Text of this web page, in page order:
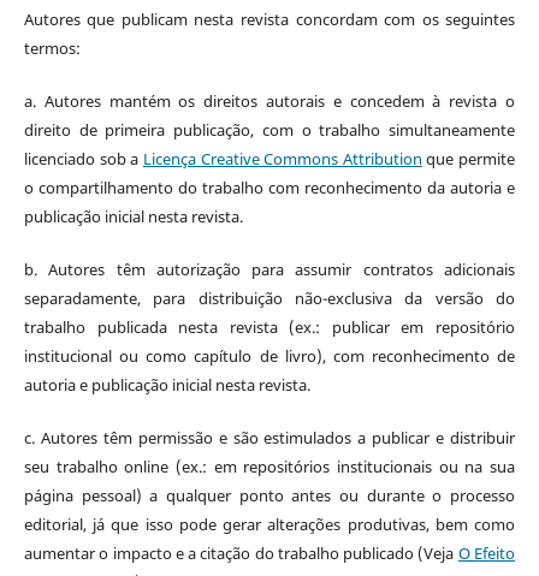
Autores que publicam nesta revista concordam com os seguintes
termos:
a. Autores mantém os direitos autorais e concedem à revista o
direito de primeira publicação, com o trabalho simultaneamente
licenciado sob a Licença Creative Commons Attribution que permite
o compartilhamento do trabalho com reconhecimento da autoria e
publicação inicial nesta revista.
b. Autores têm autorização para assumir contratos adicionais
separadamente, para distribuição não-exclusiva da versão do
trabalho publicada nesta revista (ex.: publicar em repositório
institucional ou como capítulo de livro), com reconhecimento de
autoria e publicação inicial nesta revista.
c. Autores têm permissão e são estimulados a publicar e distribuir
seu trabalho online (ex.: em repositórios institucionais ou na sua
página pessoal) a qualquer ponto antes ou durante o processo
editorial, já que isso pode gerar alterações produtivas, bem como
aumentar o impacto e a citação do trabalho publicado (Veja O Efeito